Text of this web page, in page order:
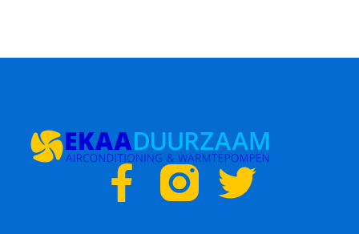
F
T